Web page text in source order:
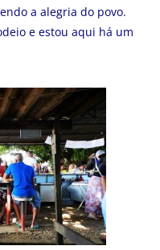
a alegria do povo.
e estou aqui há um